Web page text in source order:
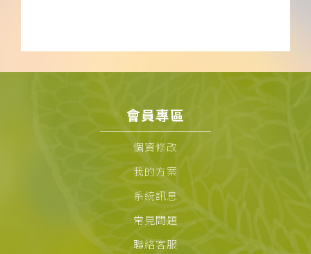
會員專區
個資修改
我的方案
系統訊息
常見問題
聯絡客服